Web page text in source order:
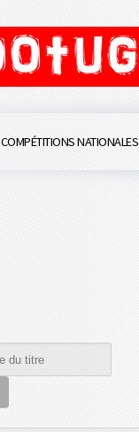
COMPÉTITIONS NATIONALES